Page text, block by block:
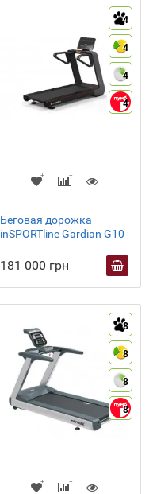
4
4
4
4
Беговая дорожка
inSPORTline Gardian G10
181 000 грн
8
8
8
8